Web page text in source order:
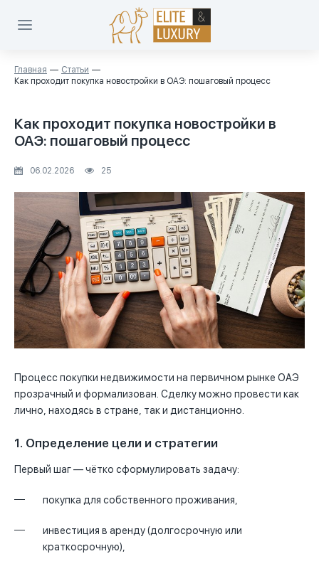
Главная
Статьи
Как проходит покупка новостройки в ОАЭ: пошаговый процесс
Как проходит покупка новостройки в
ОАЭ: пошаговый процесс
06.02.2026 25
Процесс покупки недвижимости на первичном рынке ОАЭ
прозрачный и формализован. Сделку можно провести как
лично, находясь в стране, так и дистанционно.
1. Определение цели и стратегии
Первый шаг — чётко сформулировать задачу:
покупка для собственного проживания,
инвестиция в аренду (долгосрочную или
краткосрочную),